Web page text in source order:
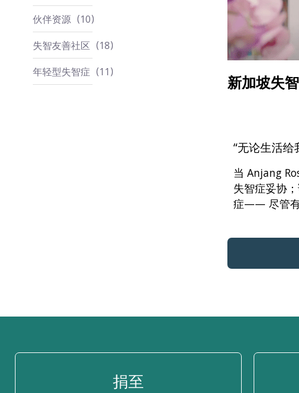
伙伴资源
10
失智友善社区
18
年轻型失智症
11
新加坡失
“无论生活
当 Anjang
失智症妥协
症—— 尽管有
捐至